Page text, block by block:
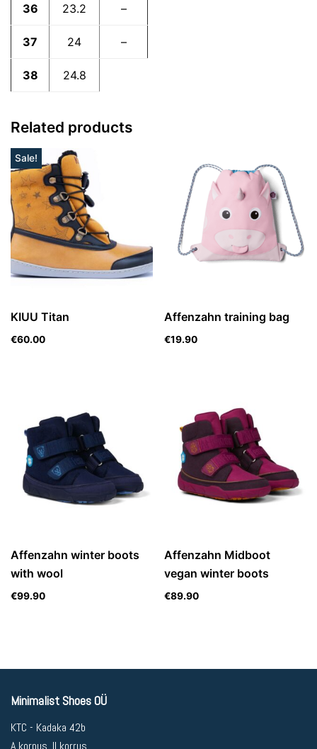
36 23.2 –
37 24 –
38 24.8
Related products
Sale!
KIUU Titan
€60.00
Affenzahn training bag
€19.90
Affenzahn winter boots
with wool
€99.90
Affenzahn Midboot
vegan winter boots
€89.90
Minimalist Shoes OÜ
KTC - Kadaka 42b
A korpus, II korrus